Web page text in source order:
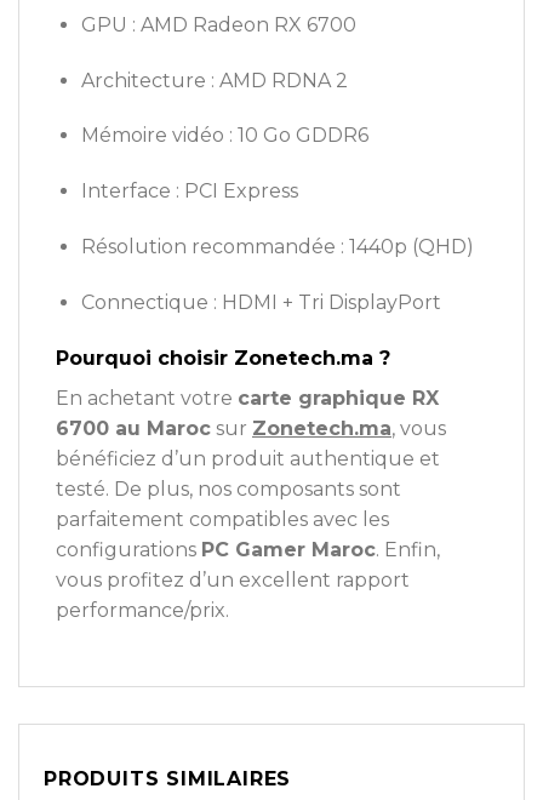
GPU : AMD Radeon RX 6700
Architecture : AMD RDNA 2
Mémoire vidéo : 10 Go GDDR6
Interface : PCI Express
Résolution recommandée : 1440p (QHD)
Connectique : HDMI + Tri DisplayPort
Pourquoi choisir Zonetech.ma ?
En achetant votre carte graphique RX
6700 au Maroc sur Zonetech.ma, vous
bénéficiez d’un produit authentique et
testé. De plus, nos composants sont
parfaitement compatibles avec les
configurations PC Gamer Maroc. Enfin,
vous profitez d’un excellent rapport
performance/prix.
PRODUITS SIMILAIRES